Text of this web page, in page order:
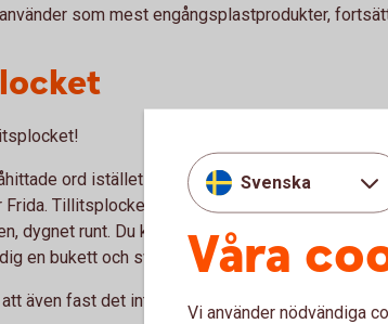
som mest engångsplastprodukter,
ord istället för obemannat självplock. Det
Tillitsplocket funkar så att du kommer hit när
dygnet runt. Du kan låna sax och sekatör, det
en bukett och swishar.
även fast det inte är ett uttalat syfte, vill hon
Svenska
Våra
Vi använder nödvändiga